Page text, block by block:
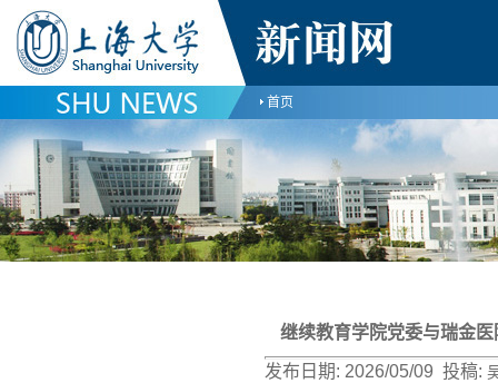
首页
继续教育学院党委与瑞金
发布日期: 2026/05/09 投稿: